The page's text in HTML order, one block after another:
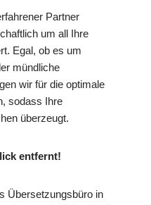
Partner
um all Ihre
Egal, ob es um
mündliche
wir für die optimale
sodass Ihre
überzeugt.
entfernt!
Übersetzungsbüro in